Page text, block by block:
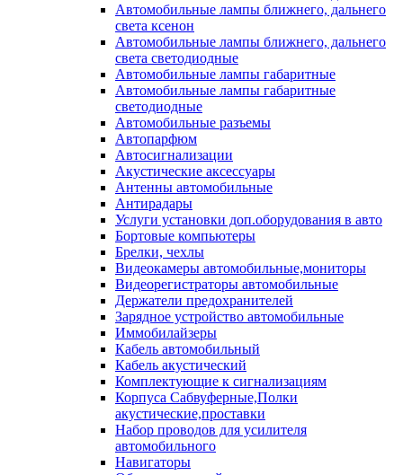
Автомобильные лампы ближнего, дальнего
света ксенон
Автомобильные лампы ближнего, дальнего
света светодиодные
Автомобильные лампы габаритные
Автомобильные лампы габаритные
светодиодные
Автомобильные разъемы
Автопарфюм
Автосигнализации
Акустические аксессуары
Антенны автомобильные
Антирадары
Услуги установки доп.оборудования в авто
Бортовые компьютеры
Брелки, чехлы
Видеокамеры автомобильные,мониторы
Видеорегистраторы автомобильные
Держатели предохранителей
Зарядное устройство автомобильные
Иммобилайзеры
Кабель автомобильный
Кабель акустический
Комплектующие к сигнализациям
Корпуса Сабвуферные,Полки
акустические,проставки
Набор проводов для усилителя
автомобильного
Навигаторы